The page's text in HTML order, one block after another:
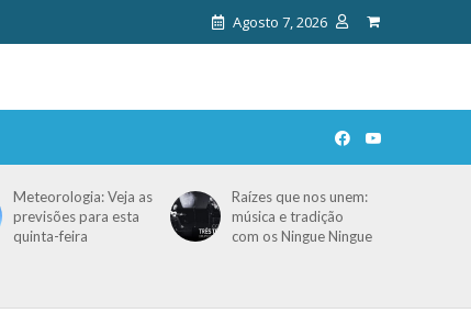
Agosto 7, 2026
Meteorologia: Veja as
previsões para esta
quinta-feira
Raízes que nos unem:
música e tradição
com os Ningue Ningue